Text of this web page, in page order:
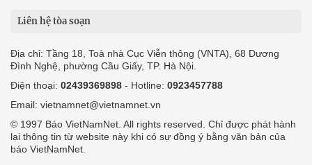
Liên hệ tòa soạn
Địa chỉ: Tầng 18, Toà nhà Cục Viễn thông (VNTA), 68 Dương
Đình Nghệ, phường Cầu Giấy, TP. Hà Nội.
Điện thoại: 02439369898 - Hotline: 0923457788
Email: vietnamnet@vietnamnet.vn
© 1997 Báo VietNamNet. All rights reserved. Chỉ được phát hành
lại thông tin từ website này khi có sự đồng ý bằng văn bản của
báo VietNamNet.